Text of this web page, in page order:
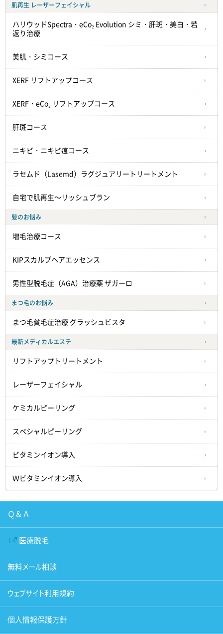
肌再生 レーザーフェイシャル
ハリウッドSpectra・eCo₂ Evolution シミ・肝斑・美白・若
返り治療
美肌・シミコース
XERF リフトアップコース
XERF・eCo₂ リフトアップコース
肝斑コース
ニキビ・ニキビ痕コース
ラセムド（Lasemd）ラグジュアリートリートメント
自宅で肌再生～リッシュブラン
髪のお悩み
増毛治療コース
KIPスカルプヘアエッセンス
男性型脱毛症（AGA）治療薬 ザガーロ
まつ毛のお悩み
まつ毛貧毛症治療 グラッシュビスタ
最新メディカルエステ
リフトアップトリートメント
レーザーフェイシャル
ケミカルピーリング
スペシャルピーリング
ビタミンイオン導入
Ｗビタミンイオン導入
Ｑ＆Ａ
医療脱毛
無料メール相談
ウェブサイト利用規約
個人情報保護方針